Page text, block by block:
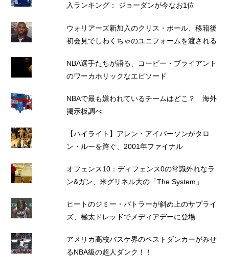
入ランキング： ジョーダンが今なお1位
ウォリアーズ新加入のクリス・ポール、移籍後
初会見でしわくちゃのユニフォームを渡される
NBA選手たちが語る、コービー・ブライアント
のワーカホリックなエピソード
NBAで最も嫌われているチームはどこ？ 海外
掲示板調べ
【ハイライト】アレン・アイバーソンがタロ
ン・ルーを跨ぐ、2001年ファイナル
オフェンス10：ディフェンス0の常識外れなラ
ン&ガン、米グリネル大の「The System」
ヒートのジミー・バトラーが斜め上のサプライ
ズ、極太ドレッドでメディアデーに登場
アメリカ高校バスケ界のベストダンカーがみせ
るNBA級の超人ダンク！！